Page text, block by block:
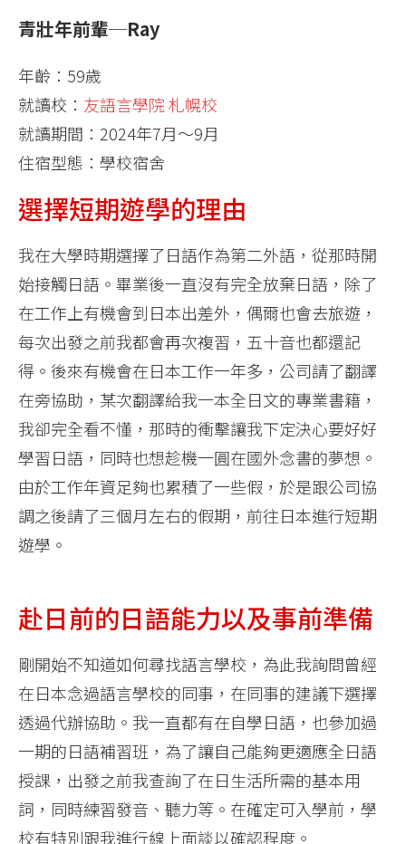
青壯年前輩─Ray
年齡：59歲
就讀校： 友語言學院 札幌校
就讀期間：2024年7月～9月
住宿型態：學校宿舍
選擇短期遊學的理由
我在大學時期選擇了日語作為第二外語，從那時開
始接觸日語。畢業後一直沒有完全放棄日語，除了
在工作上有機會到日本出差外，偶爾也會去旅遊，
每次出發之前我都會再次複習，五十音也都還記
得。後來有機會在日本工作一年多，公司請了翻譯
在旁協助，某次翻譯給我一本全日文的專業書籍，
我卻完全看不懂，那時的衝擊讓我下定決心要好好
學習日語，同時也想趁機一圓在國外念書的夢想。
由於工作年資足夠也累積了一些假，於是跟公司協
調之後請了三個月左右的假期，前往日本進行短期
遊學。
赴日前的日語能力以及事前準備
剛開始不知道如何尋找語言學校，為此我詢問曾經
在日本念過語言學校的同事，在同事的建議下選擇
透過代辦協助。我一直都有在自學日語，也參加過
一期的日語補習班，為了讓自己能夠更適應全日語
授課，出發之前我查詢了在日生活所需的基本用
詞，同時練習發音、聽力等。在確定可入學前，學
校有特別跟我進行線上面談以確認程度。